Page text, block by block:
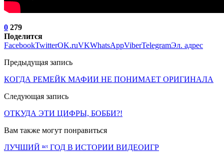
0 279
Поделится
FacebookTwitterOK.ruVKWhatsAppViberTelegramЭл. адрес
Предыдущая запись
КОГДА РЕМЕЙК МАФИИ НЕ ПОНИМАЕТ ОРИГИНАЛА
Следующая запись
ОТКУДА ЭТИ ЦИФРЫ, БОББИ?!
Вам также могут понравиться
ЛУЧШИЙ ⁿᵉᵗ ГОД В ИСТОРИИ ВИДЕОИГР